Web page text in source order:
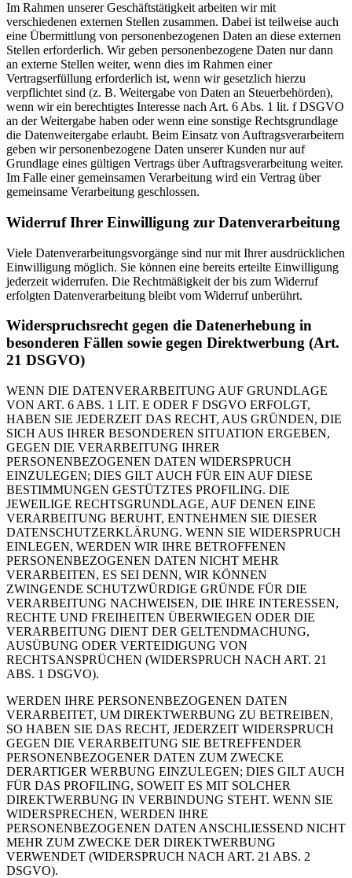
Im Rahmen unserer Geschäftstätigkeit arbeiten wir mit
verschiedenen externen Stellen zusammen. Dabei ist teilweise auch
eine Übermittlung von personenbezogenen Daten an diese externen
Stellen erforderlich. Wir geben personenbezogene Daten nur dann
an externe Stellen weiter, wenn dies im Rahmen einer
Vertragserfüllung erforderlich ist, wenn wir gesetzlich hierzu
verpflichtet sind (z. B. Weitergabe von Daten an Steuerbehörden),
wenn wir ein berechtigtes Interesse nach Art. 6 Abs. 1 lit. f DSGVO
an der Weitergabe haben oder wenn eine sonstige Rechtsgrundlage
die Datenweitergabe erlaubt. Beim Einsatz von Auftragsverarbeitern
geben wir personenbezogene Daten unserer Kunden nur auf
Grundlage eines gültigen Vertrags über Auftragsverarbeitung weiter.
Im Falle einer gemeinsamen Verarbeitung wird ein Vertrag über
gemeinsame Verarbeitung geschlossen.
Widerruf Ihrer Einwilligung zur Datenverarbeitung
Viele Datenverarbeitungsvorgänge sind nur mit Ihrer ausdrücklichen
Einwilligung möglich. Sie können eine bereits erteilte Einwilligung
jederzeit widerrufen. Die Rechtmäßigkeit der bis zum Widerruf
erfolgten Datenverarbeitung bleibt vom Widerruf unberührt.
Widerspruchsrecht gegen die Datenerhebung in
besonderen Fällen sowie gegen Direktwerbung (Art.
21 DSGVO)
WENN DIE DATENVERARBEITUNG AUF GRUNDLAGE
VON ART. 6 ABS. 1 LIT. E ODER F DSGVO ERFOLGT,
HABEN SIE JEDERZEIT DAS RECHT, AUS GRÜNDEN, DIE
SICH AUS IHRER BESONDEREN SITUATION ERGEBEN,
GEGEN DIE VERARBEITUNG IHRER
PERSONENBEZOGENEN DATEN WIDERSPRUCH
EINZULEGEN; DIES GILT AUCH FÜR EIN AUF DIESE
BESTIMMUNGEN GESTÜTZTES PROFILING. DIE
JEWEILIGE RECHTSGRUNDLAGE, AUF DENEN EINE
VERARBEITUNG BERUHT, ENTNEHMEN SIE DIESER
DATENSCHUTZERKLÄRUNG. WENN SIE WIDERSPRUCH
EINLEGEN, WERDEN WIR IHRE BETROFFENEN
PERSONENBEZOGENEN DATEN NICHT MEHR
VERARBEITEN, ES SEI DENN, WIR KÖNNEN
ZWINGENDE SCHUTZWÜRDIGE GRÜNDE FÜR DIE
VERARBEITUNG NACHWEISEN, DIE IHRE INTERESSEN,
RECHTE UND FREIHEITEN ÜBERWIEGEN ODER DIE
VERARBEITUNG DIENT DER GELTENDMACHUNG,
AUSÜBUNG ODER VERTEIDIGUNG VON
RECHTSANSPRÜCHEN (WIDERSPRUCH NACH ART. 21
ABS. 1 DSGVO).
WERDEN IHRE PERSONENBEZOGENEN DATEN
VERARBEITET, UM DIREKTWERBUNG ZU BETREIBEN,
SO HABEN SIE DAS RECHT, JEDERZEIT WIDERSPRUCH
GEGEN DIE VERARBEITUNG SIE BETREFFENDER
PERSONENBEZOGENER DATEN ZUM ZWECKE
DERARTIGER WERBUNG EINZULEGEN; DIES GILT AUCH
FÜR DAS PROFILING, SOWEIT ES MIT SOLCHER
DIREKTWERBUNG IN VERBINDUNG STEHT. WENN SIE
WIDERSPRECHEN, WERDEN IHRE
PERSONENBEZOGENEN DATEN ANSCHLIESSEND NICHT
MEHR ZUM ZWECKE DER DIREKTWERBUNG
VERWENDET (WIDERSPRUCH NACH ART. 21 ABS. 2
DSGVO).